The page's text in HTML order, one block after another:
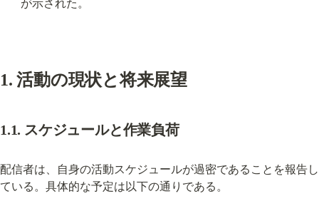
が示された。
1. 活動の現状と将来展望
1.1. スケジュールと作業負荷
配信者は、自身の活動スケジュールが過密であることを報告し
ている。具体的な予定は以下の通りである。